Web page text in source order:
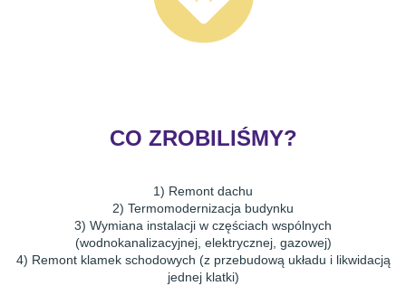
CO ZROBILIŚMY?
1) Remont dachu
2) Termomodernizacja budynku
3) Wymiana instalacji w częściach wspólnych
(wodnokanalizacyjnej, elektrycznej, gazowej)
4) Remont klamek schodowych (z przebudową układu i likwidacją
jednej klatki)